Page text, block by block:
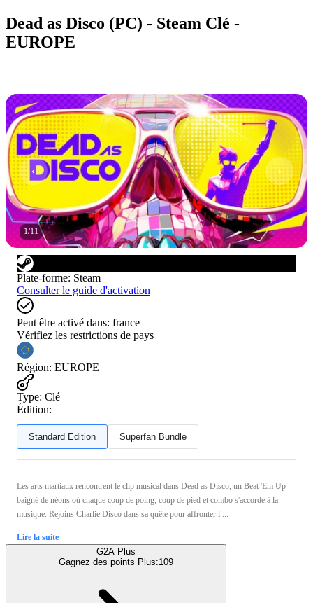
Dead as Disco (PC) - Steam Clé -
EUROPE
1/11
Plate-forme: Steam
Consulter le guide d'activation
Peut être activé dans: france
Vérifiez les restrictions de pays
Région: EUROPE
Type: Clé
Édition:
Standard Edition Superfan Bundle
Les arts martiaux rencontrent le clip musical dans Dead as Disco, un Beat 'Em Up
baigné de néons où chaque coup de poing, coup de pied et combo s'accorde à la
musique. Rejoins Charlie Disco dans sa quête pour affronter l ...
Lire la suite
G2A Plus
Gagnez des points Plus:109